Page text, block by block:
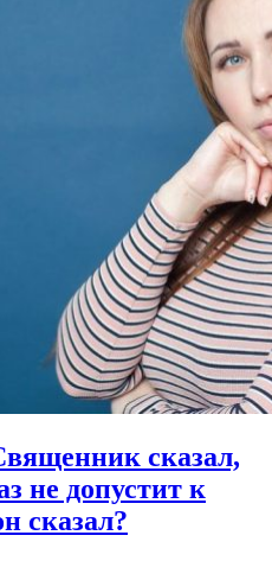
сказал,
не допустит к
сказал?